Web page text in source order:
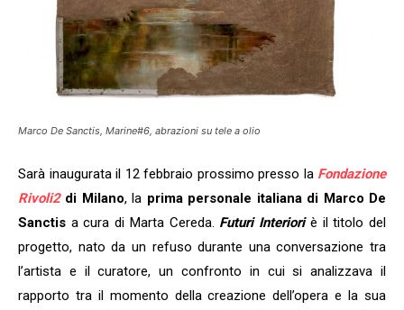
Marco De Sanctis, Marine#6, abrazioni su tele a olio
Sarà inaugurata il 12 febbraio prossimo presso la Fondazione
Rivoli2di Milano, la prima personale italiana di Marco De
Sanctis a cura di Marta Cereda. Futuri Interioriè il titolo del
progetto, nato da un refuso durante una conversazione tra
l’artista e il curatore, un confronto in cui si analizzava il
rapporto tra il momento della creazione dell’opera e la sua